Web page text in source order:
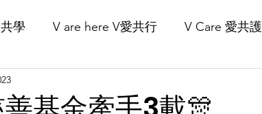
項目 Recruitment 義工招募 Get Involved 立即行動
學 V are here V愛共行 V Care 愛共護